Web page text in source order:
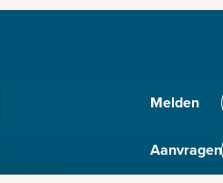
Melden
Aanvragen